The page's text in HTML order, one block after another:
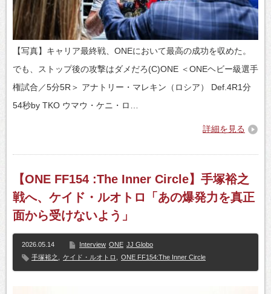
【写真】キャリア最終戦、ONEにおいて最高の成功を収めた。
でも、ストップ後の攻撃はダメだろ(C)ONE ＜ONEヘビー級選手
権試合／5分5R＞ アナトリー・マレキン（ロシア） Def.4R1分
54秒by TKO ウマウ・ケニ・ロ…
詳細を見る
【ONE FF154 :The Inner Circle】手塚裕之
戦へ、ケイド・ルオトロ「あの爆発力を真正
面から受けないよう」
2026.05.14 Interview ONE JJ Globo
手塚裕之
ケイド・ルオトロ ONE FF154:The Inner Circle